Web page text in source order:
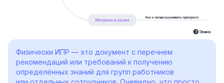
Физически ИПР — это документ с перечнем
рекомендаций или требований к получению
определённых знаний для групп работников